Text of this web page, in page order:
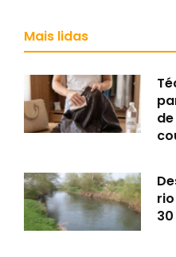
Mais lidas